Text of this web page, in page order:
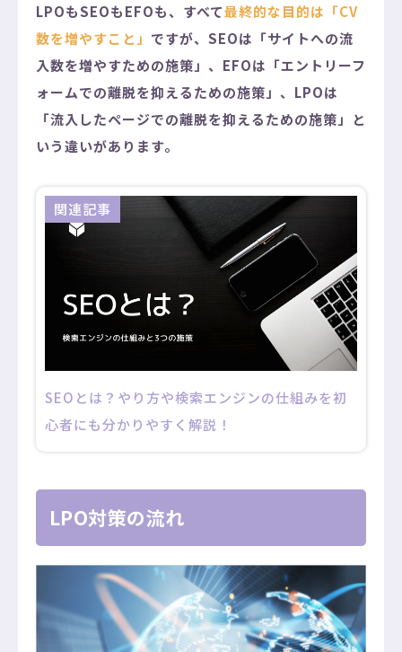
LPOもSEOもEFOも、すべて最終的な目的は「CV
数を増やすこと」 ですが、SEOは「サイトへの流
入数を増やすための施策」、EFOは「エントリーフ
ォームでの離脱を抑えるための施策」、LPOは
「流入したページでの離脱を抑えるための施策」と
いう違いがあります。
SEOとは？やり方や検索エンジンの仕組みを初
心者にも分かりやすく解説！
LPO対策の流れ